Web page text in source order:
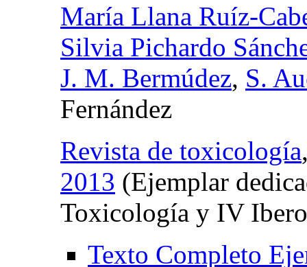
María Llana Ruíz-
Silvia Pichardo
J. M. Bermúdez, S.
Fernández
Revista de toxicología
2013 (Ejemplar
Toxicología y IV
Texto Completo